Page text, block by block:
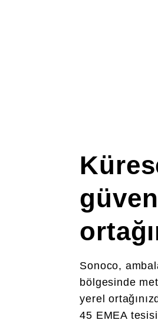
Sonoco,
bölgesinde
yerel
45 EMEA